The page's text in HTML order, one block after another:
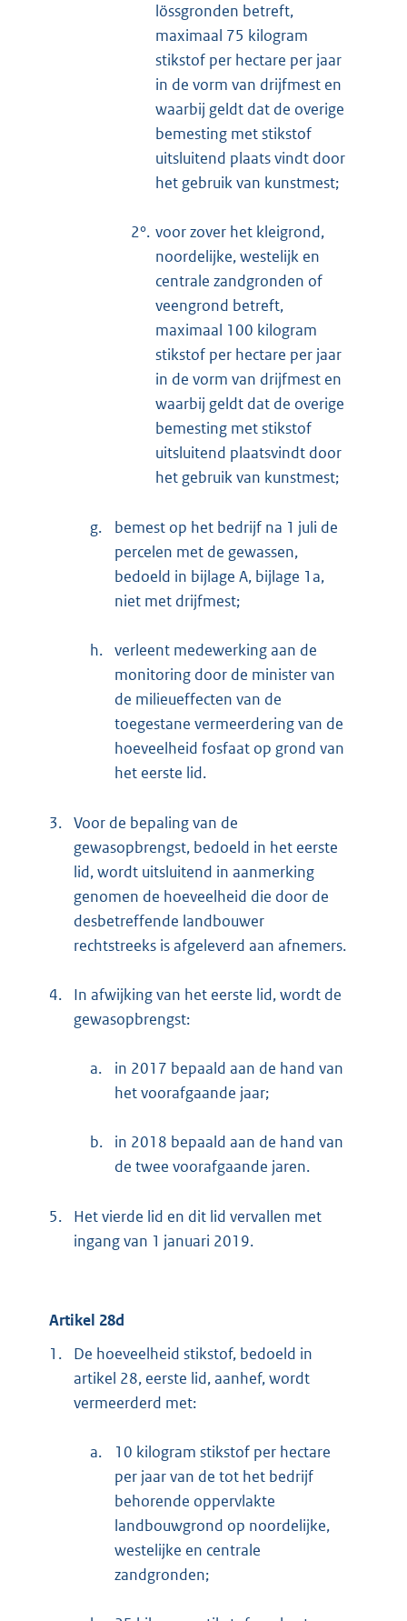
lössgronden betreft,
maximaal 75 kilogram
stikstof per hectare per jaar
in de vorm van drijfmest en
waarbij geldt dat de overige
bemesting met stikstof
uitsluitend plaats vindt door
het gebruik van kunstmest;
2°. voor zover het kleigrond,
noordelijke, westelijk en
centrale zandgronden of
veengrond betreft,
maximaal 100 kilogram
stikstof per hectare per jaar
in de vorm van drijfmest en
waarbij geldt dat de overige
bemesting met stikstof
uitsluitend plaatsvindt door
het gebruik van kunstmest;
g.
bemest op het bedrijf na 1 juli de
percelen met de gewassen,
bedoeld in bijlage A, bijlage 1a,
niet met drijfmest;
h. verleent medewerking aan de
monitoring door de minister van
de milieueffecten van de
toegestane vermeerdering van de
hoeveelheid fosfaat op grond van
het eerste lid.
3. Voor de bepaling van de
gewasopbrengst, bedoeld in het eerste
lid, wordt uitsluitend in aanmerking
genomen de hoeveelheid die door de
desbetreffende landbouwer
rechtstreeks is afgeleverd aan afnemers.
4.
In afwijking van het eerste lid, wordt de
gewasopbrengst:
a.
in 2017 bepaald aan de hand van
het voorafgaande jaar;
b.
in 2018 bepaald aan de hand van
de twee voorafgaande jaren.
5.
Het vierde lid en dit lid vervallen met
ingang van 1 januari 2019.
Artikel 28d
1.
De hoeveelheid stikstof, bedoeld in
artikel 28, eerste lid, aanhef, wordt
vermeerderd met:
a.
10 kilogram stikstof per hectare
per jaar van de tot het bedrijf
behorende oppervlakte
landbouwgrond op noordelijke,
westelijke en centrale
zandgronden;